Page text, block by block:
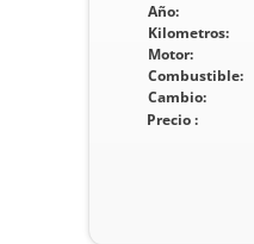
Año:
Kilometros:
Motor:
Combustible:
Cambio:
Precio :